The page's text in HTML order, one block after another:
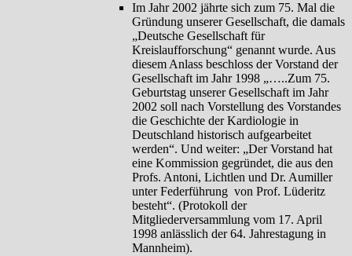
Im Jahr 2002 jährte sich zum 75. Mal die
Gründung unserer Gesellschaft, die damals
„Deutsche Gesellschaft für
Kreislaufforschung“ genannt wurde. Aus
diesem Anlass beschloss der Vorstand der
Gesellschaft im Jahr 1998 „…..Zum 75.
Geburtstag unserer Gesellschaft im Jahr
2002 soll nach Vorstellung des Vorstandes
die Geschichte der Kardiologie in
Deutschland historisch aufgearbeitet
werden“. Und weiter: „Der Vorstand hat
eine Kommission gegründet, die aus den
Profs. Antoni, Lichtlen und Dr. Aumiller
unter Federführung von Prof. Lüderitz
besteht“. (Protokoll der
Mitgliederversammlung vom 17. April
1998 anlässlich der 64. Jahrestagung in
Mannheim).